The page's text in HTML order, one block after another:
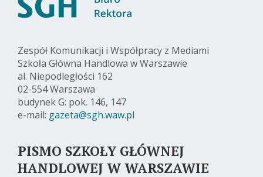
Zespół Komunikacji i Współpracy z Mediami
Szkoła Główna Handlowa w Warszawie
al. Niepodległości 162
02-554 Warszawa
budynek G: pok. 146, 147
e-mail: gazeta@sgh.waw.pl
PISMO SZKOŁY GŁÓWNEJ
HANDLOWEJ W WARSZAWIE